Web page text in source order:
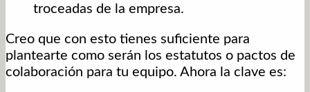
troceadas de la empresa.
Creo que con esto tienes suficiente para
plantearte como serán los estatutos o pactos de
colaboración para tu equipo. Ahora la clave es: